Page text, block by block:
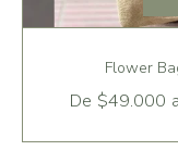
Flower
De $49.000 a